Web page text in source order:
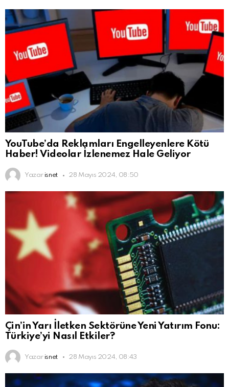
YouTube’da Reklamları Engelleyenlere Kötü
Haber! Videolar İzlenemez Hale Geliyor
Yazar isnet 28 Mayıs 2024, 08:50
Çin’in Yarı İletken Sektörüne Yeni Yatırım Fonu:
Türkiye’yi Nasıl Etkiler?
Yazar isnet 28 Mayıs 2024, 08:43